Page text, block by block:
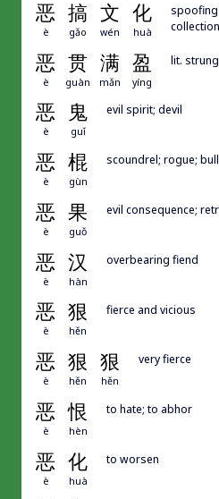
恶 搞 文 化
è gǎo wén huà
spoofing
恶 贯 满 盈
è guàn mǎn yíng
lit.
恶 鬼
è guǐ
evil spirit; devil
恶 棍
è gùn
scoundrel; rogue;
恶 果
è guǒ
evil consequence;
恶 汉
è hàn
overbearing fiend
恶 狠
è hěn
fierce and vicious
恶 狠 狠
è hěn hěn
very fierce
恶 恨
è hèn
to hate; to abhor
恶 化
è huà
to worsen